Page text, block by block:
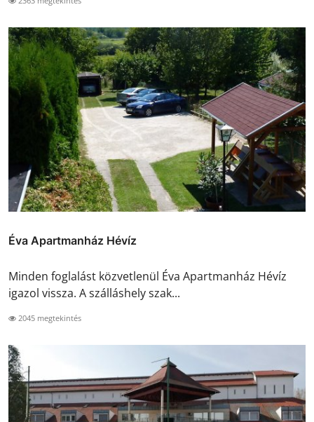
Éva Apartmanház Hévíz
Minden foglalást közvetlenül Éva Apartmanház Hévíz
igazol vissza. A szálláshely szak...
2045 megtekintés